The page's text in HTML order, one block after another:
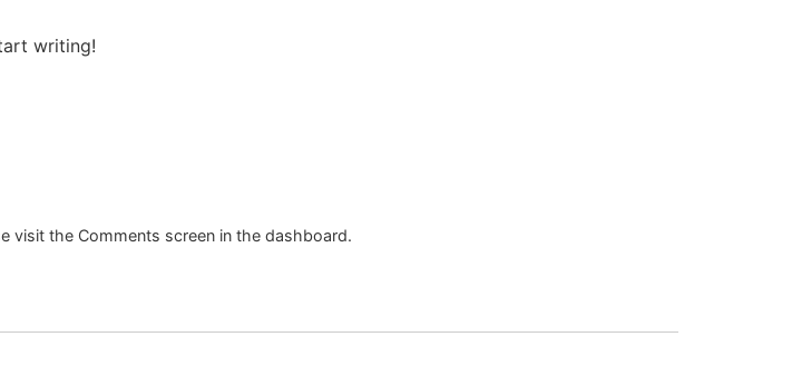
writing!
visit the Comments screen in the dashboard.